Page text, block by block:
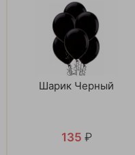
Шарик Черный
135 ₽